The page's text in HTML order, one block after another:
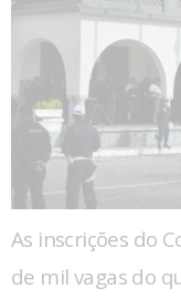
As inscrições do
de mil vagas do